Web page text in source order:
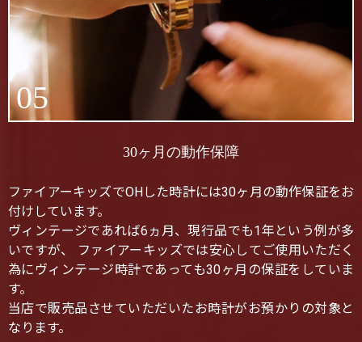
05
30ヶ月の動作保障
ファイアーキッズでOHした時計には30ヶ月の動作保証をお
付けしています。
ヴィンテージであれば6ヵ月、現行品でも1年という例が多
いですが、 ファイアーキッズでは安心してご使用いただく
為にヴィンテージ時計であっても30ヶ月の保証をしていま
す。
当店で販売品させていただいたお時計がお預かりの対象と
なります。